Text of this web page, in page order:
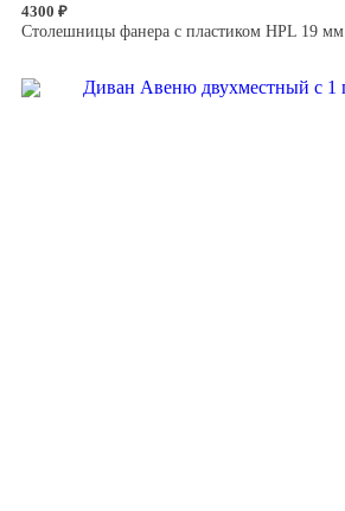
4300 ₽
Столешницы фанера с пластиком HPL 19 мм